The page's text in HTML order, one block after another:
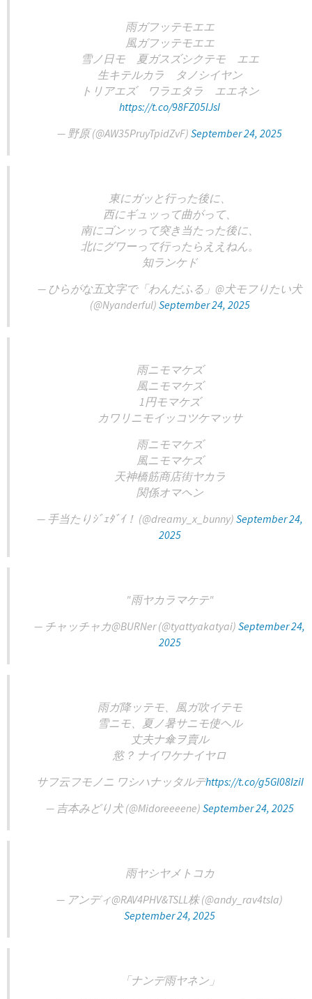
雨ガフッテモエエ
風ガフッテモエエ
雪ノ日モ 夏ガスズシクテモ エエ
生キテルカラ タノシイヤン
トリアエズ ワラエタラ エエネン
https://t.co/98FZ05lJsI
— 野原 (@AW35PruyTpidZvF) September 24, 2025
東にガッと行った後に、
西にギュッって曲がって、
南にゴンッって突き当たった後に、
北にグワーって行ったらええねん。
知ランケド
— ひらがな五文字で「わんだふる」@犬モフりたい犬
(@Nyanderful) September 24, 2025
雨ニモマケズ
風ニモマケズ
1円モマケズ
カワリニモイッコツケマッサ
雨ニモマケズ
風ニモマケズ
天神橋筋商店街ヤカラ
関係オマヘン
— 手当たりｼﾞｪﾀﾞｲ！ (@dreamy_x_bunny) September 24,
2025
"雨ヤカラマケテ"
— チャッチャカ@BURNer (@tyattyakatyai) September 24,
2025
雨ガ降ッテモ、風ガ吹イテモ
雪ニモ、夏ノ暑サニモ使ヘル
丈夫ナ傘ヲ賣ル
慾？ ナイワケナイヤロ
サフ云フモノニ ワシハナッタルデhttps://t.co/g5Gl08IziI
— 吉本みどり犬 (@Midoreeeene) September 24, 2025
雨ヤシヤメトコカ
— アンディ@RAV4PHV&TSLL株 (@andy_rav4tsla)
September 24, 2025
「ナンデ雨ヤネン」